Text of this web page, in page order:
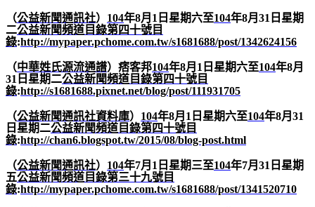
（公益新聞通訊社） 104年8月 1 日星期六至104年8月 31 日星期
二公益新聞頻道目錄第四十號目
錄:http://mypaper.pchome.com.tw/s1681688/post/1342624156
（中華姓氏源流通譜）痞客邦104年8月 1 日星期六至104年8月
31 日星期二公益新聞頻道目錄第四十號目
錄:http://s1681688.pixnet.net/blog/post/111931705
（公益新聞通訊社資料庫） 104年8月 1 日星期六至104年8月 31
日星期二公益新聞頻道目錄第四十號目
錄:http://chan6.blogspot.tw/2015/08/blog-post.html
（公益新聞通訊社） 104年7月 1 日星期三至104年7月 31 日星期
五公益新聞頻道目錄第三十九號目
錄:http://mypaper.pchome.com.tw/s1681688/post/1341520710